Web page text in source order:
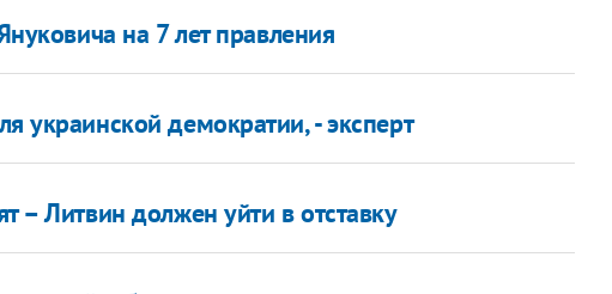
на 7 лет правления
украинской демократии, - эксперт
– Литвин должен уйти в отставку